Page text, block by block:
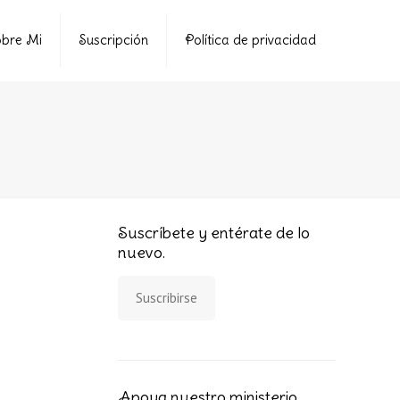
Mi Suscripción Política de privacidad
Suscríbete y entérate de lo
nuevo.
Suscribirse